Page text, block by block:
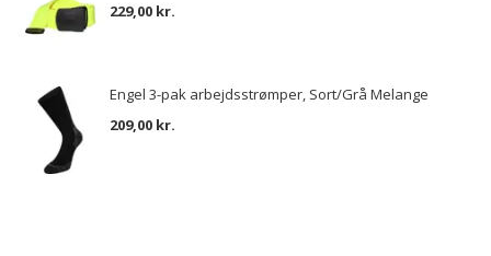
229,00 kr.
Engel 3-pak arbejdsstrømper, Sort/Grå Melange
209,00 kr.